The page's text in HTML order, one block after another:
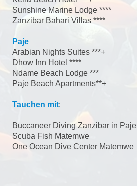
Sunshine Marine Lodge ****
Zanzibar Bahari Villas ****
Paje
Arabian Nights Suites ***+
Dhow Inn Hotel ****
Ndame Beach Lodge ***
Paje Beach Apartments**+
Tauchen mit:
Buccaneer Diving Zanzibar in Paje
Scuba Fish Matemwe
One Ocean Dive Center Matemwe